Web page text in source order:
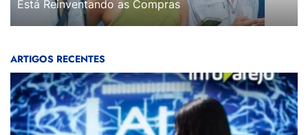
Está Reinventando as Compras
ARTIGOS RECENTES